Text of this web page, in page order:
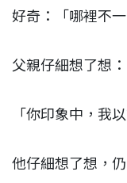
好奇：「哪裡不一
父親仔細想了想
「你印象中，我
他仔細想了想，